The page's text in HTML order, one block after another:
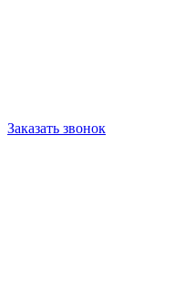
Заказать звонок